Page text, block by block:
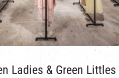
Ladies & Green Littles